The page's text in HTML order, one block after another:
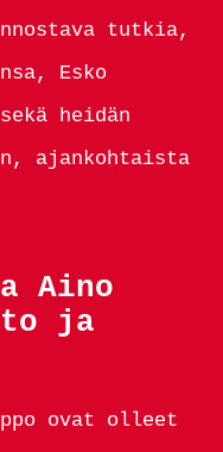
tutkia,
Esko
heidän
ajankohtaista
Aino
ja
ovat olleet